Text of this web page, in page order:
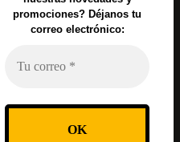
promociones? Déjanos tu
correo electrónico: